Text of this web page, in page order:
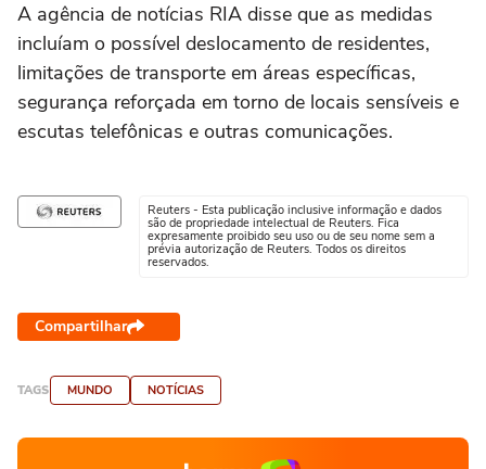
A agência de notícias RIA disse que as medidas
incluíam o possível deslocamento de residentes,
limitações de transporte em áreas específicas,
segurança reforçada em torno de locais sensíveis e
escutas telefônicas e outras comunicações.
Reuters - Esta publicação inclusive informação e dados
são de propriedade intelectual de Reuters. Fica
expresamente proibido seu uso ou de seu nome sem a
prévia autorização de Reuters. Todos os direitos
reservados.
Compartilhar
TAGS MUNDO NOTÍCIAS